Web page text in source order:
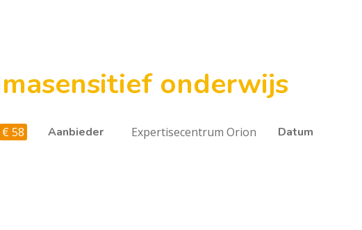
onderwijs
€ 58 Aanbieder Expertisecentrum Orion Datum